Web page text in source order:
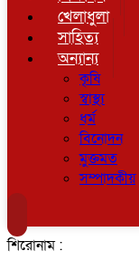
খেলাধুলা
সাহিত্য
অন্যান্য
কৃষি
স্বাস্থ্য
ধর্ম
বিনোদন
মুক্তমত
সম্পাদকীয়
শিরোনাম :